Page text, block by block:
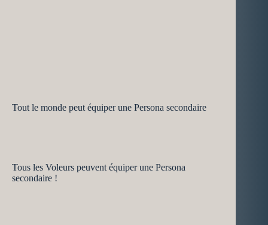
Tout le monde peut équiper une Persona secondaire
Tous les Voleurs peuvent équiper une Persona
secondaire !